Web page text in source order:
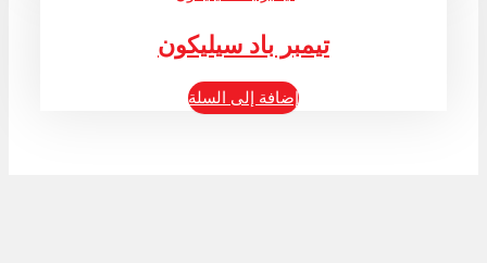
تيمبر باد سيليكون
إضافة إلى السلة